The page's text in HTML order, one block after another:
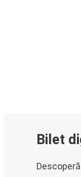
Bilet